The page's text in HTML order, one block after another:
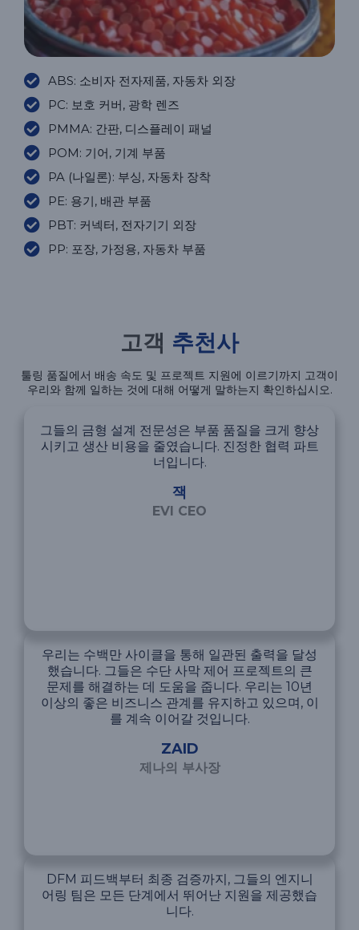
ABS: 소비자 전자제품, 자동차 외장
PC: 보호 커버, 광학 렌즈
PMMA: 간판, 디스플레이 패널
POM: 기어, 기계 부품
PA (나일론): 부싱, 자동차 장착
PE: 용기, 배관 부품
PBT: 커넥터, 전자기기 외장
PP: 포장, 가정용, 자동차 부품
고객 추천사
툴링 품질에서 배송 속도 및 프로젝트 지원에 이르기까지 고객이
우리와 함께 일하는 것에 대해 어떻게 말하는지 확인하십시오.
그들의 금형 설계 전문성은 부품 품질을 크게 향상
시키고 생산 비용을 줄였습니다. 진정한 협력 파트
너입니다.
잭
EVI CEO
우리는 수백만 사이클을 통해 일관된 출력을 달성
했습니다. 그들은 수단 사막 제어 프로젝트의 큰
문제를 해결하는 데 도움을 줍니다. 우리는 10년
이상의 좋은 비즈니스 관계를 유지하고 있으며, 이
를 계속 이어갈 것입니다.
ZAID
제나의 부사장
DFM 피드백부터 최종 검증까지, 그들의 엔지니
어링 팀은 모든 단계에서 뛰어난 지원을 제공했습
니다.